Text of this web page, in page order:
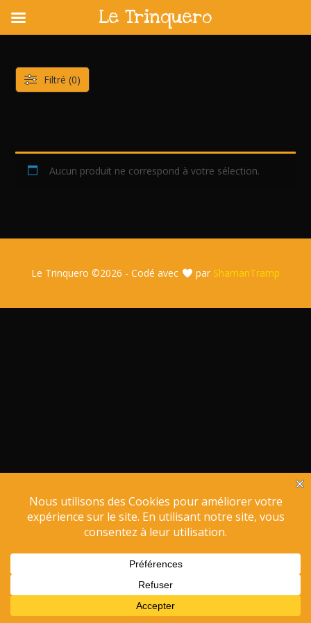
content
Aucun produit ne correspond à votre sélection.
Filtré (0)
Le Trinquero ©2026 - Codé avec par ShamanTramp
Le Trinquero